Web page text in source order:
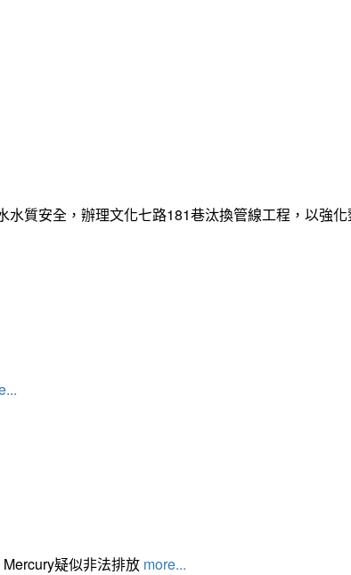
質安全，辦理文化七路181巷汰換管線工程，以強
疑似非法排放 more...